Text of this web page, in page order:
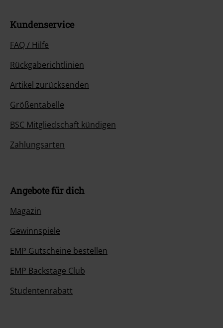
Kundenservice
FAQ / Hilfe
Rückgaberichtlinien
Artikel zurücksenden
Größentabelle
BSC Mitgliedschaft kündigen
Zahlungsarten
Angebote für dich
Magazin
Gewinnspiele
EMP Gutscheine bestellen
EMP Backstage Club
Studentenrabatt